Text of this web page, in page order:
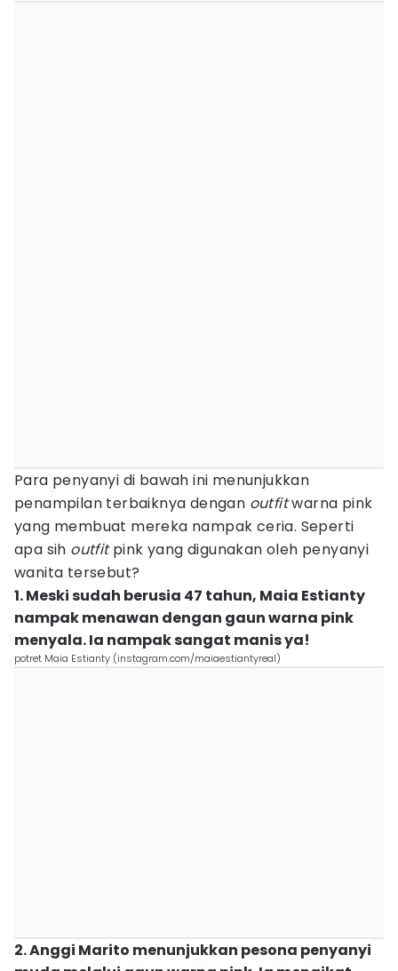
Para penyanyi di bawah ini menunjukkan
penampilan terbaiknya dengan outfitwarna pink
yang membuat mereka nampak ceria. Seperti
apa sih outfitpink yang digunakan oleh penyanyi
wanita tersebut?
1. Meski sudah berusia 47 tahun, Maia Estianty
nampak menawan dengan gaun warna pink
menyala. Ia nampak sangat manis ya!
potret Maia Estianty (instagram.com/maiaestiantyreal)
2. Anggi Marito menunjukkan pesona penyanyi